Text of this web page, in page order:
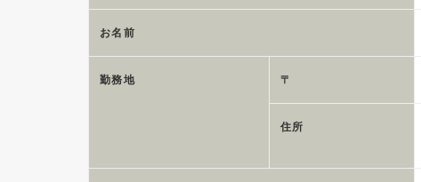
お名前
勤務地 〒
住所